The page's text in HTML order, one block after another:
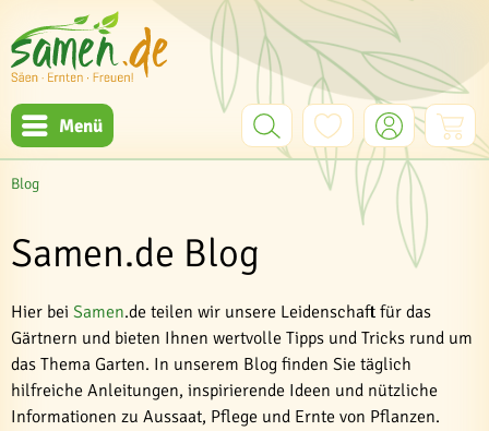
Menü
Blog
Samen.de Blog
Hier bei Samen.de teilen wir unsere Leidenschaft für das
Gärtnern und bieten Ihnen wertvolle Tipps und Tricks rund um
das Thema Garten. In unserem Blog finden Sie täglich
hilfreiche Anleitungen, inspirierende Ideen und nützliche
Informationen zu Aussaat, Pflege und Ernte von Pflanzen.